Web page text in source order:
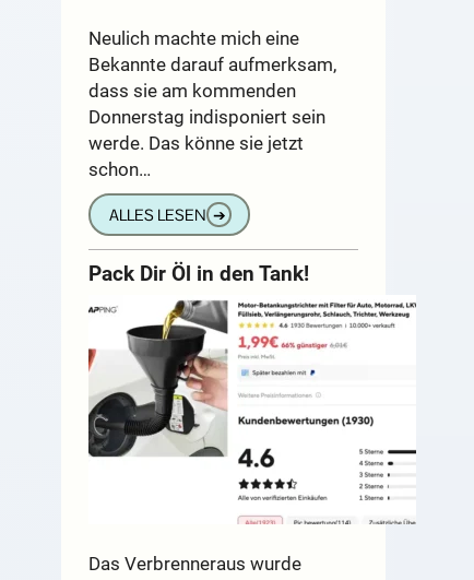
Neulich machte mich eine
Bekannte darauf aufmerksam,
dass sie am kommenden
Donnerstag indisponiert sein
werde. Das könne sie jetzt
schon…
ALLES LESEN ➔
Pack Dir Öl in den Tank!
Das Verbrenneraus wurde